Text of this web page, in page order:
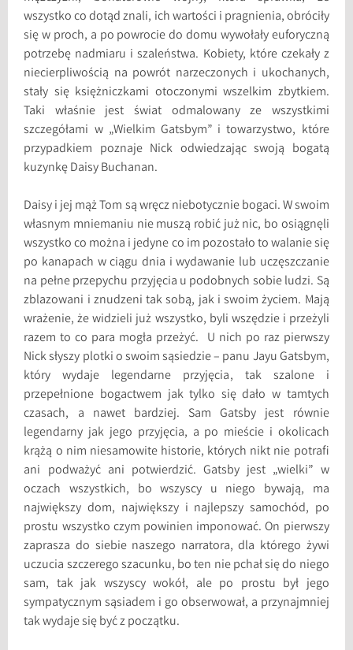
wszystko co dotąd znali, ich wartości i pragnienia, obróciły
się w proch, a po powrocie do domu wywołały euforyczną
potrzebę nadmiaru i szaleństwa. Kobiety, które czekały z
niecierpliwością na powrót narzeczonych i ukochanych,
stały się księżniczkami otoczonymi wszelkim zbytkiem.
Taki właśnie jest świat odmalowany ze wszystkimi
szczegółami w „Wielkim Gatsbym” i towarzystwo, które
przypadkiem poznaje Nick odwiedzając swoją bogatą
kuzynkę Daisy Buchanan.
Daisy i jej mąż Tom są wręcz niebotycznie bogaci. W swoim
własnym mniemaniu nie muszą robić już nic, bo osiągnęli
wszystko co można i jedyne co im pozostało to walanie się
po kanapach w ciągu dnia i wydawanie lub uczęszczanie
na pełne przepychu przyjęcia u podobnych sobie ludzi. Są
zblazowani i znudzeni tak sobą, jak i swoim życiem. Mają
wrażenie, że widzieli już wszystko, byli wszędzie i przeżyli
razem to co para mogła przeżyć. U nich po raz pierwszy
Nick słyszy plotki o swoim sąsiedzie – panu Jayu Gatsbym,
który wydaje legendarne przyjęcia, tak szalone i
przepełnione bogactwem jak tylko się dało w tamtych
czasach, a nawet bardziej. Sam Gatsby jest równie
legendarny jak jego przyjęcia, a po mieście i okolicach
krążą o nim niesamowite historie, których nikt nie potrafi
ani podważyć ani potwierdzić. Gatsby jest „wielki” w
oczach wszystkich, bo wszyscy u niego bywają, ma
największy dom, największy i najlepszy samochód, po
prostu wszystko czym powinien imponować. On pierwszy
zaprasza do siebie naszego narratora, dla którego żywi
uczucia szczerego szacunku, bo ten nie pchał się do niego
sam, tak jak wszyscy wokół, ale po prostu był jego
sympatycznym sąsiadem i go obserwował, a przynajmniej
tak wydaje się być z początku.